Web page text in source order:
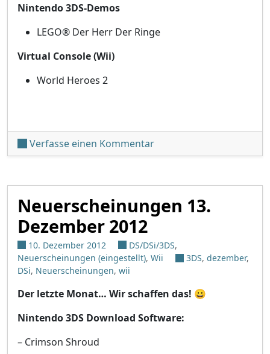
Nintendo 3DS-Demos
LEGO® Der Herr Der Ringe
Virtual Console (Wii)
World Heroes 2
Verfasse einen Kommentarunter 'Neu erschienen
Neuerscheinungen 13.
Dezember 2012
10. Dezember 2012 DS/DSi/3DS,
Neuerscheinungen (eingestellt), Wii 3DS, dezember,
DSi, Neuerscheinungen, wii
Der letzte Monat… Wir schaffen das! 😀
Nintendo 3DS Download Software:
– Crimson Shroud